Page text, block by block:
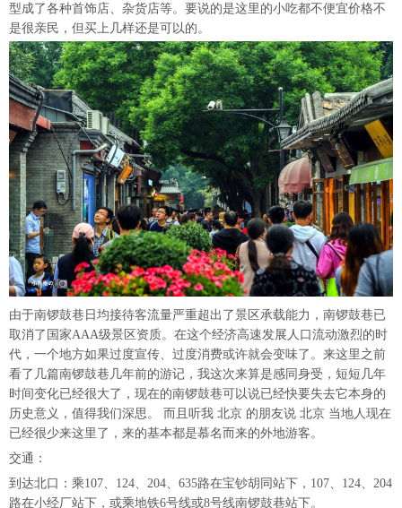
型成了各种首饰店、杂货店等。要说的是这里的小吃都不便宜价格不
是很亲民，但买上几样还是可以的。
由于南锣鼓巷日均接待客流量严重超出了景区承载能力，南锣鼓巷已
取消了国家AAA级景区资质。在这个经济高速发展人口流动激烈的时
代，一个地方如果过度宣传、过度消费或许就会变味了。来这里之前
看了几篇南锣鼓巷几年前的游记，我这次来算是感同身受，短短几年
时间变化已经很大了，现在的南锣鼓巷可以说已经快要失去它本身的
历史意义，值得我们深思。 而且听我 北京 的朋友说 北京 当地人现在
已经很少来这里了，来的基本都是慕名而来的外地游客。
交通：
到达北口：乘107、124、204、635路在宝钞胡同站下，107、124、204
路在小经厂站下，或乘地铁6号线或8号线南锣鼓巷站下。